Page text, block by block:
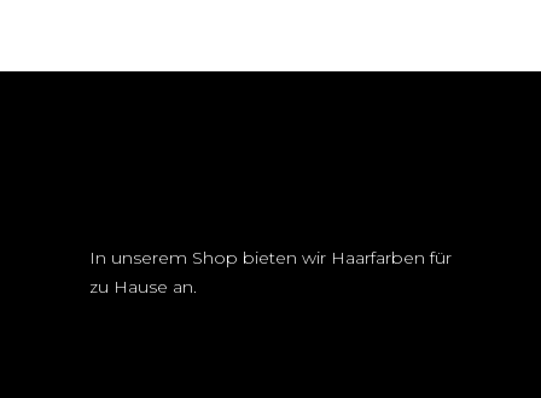
In unserem Shop bieten wir Haarfarben für
zu Hause an.